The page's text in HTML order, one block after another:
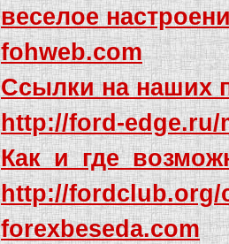
веселое
fohweb.com
Ссылки на наших
http://ford-
http://fordclub.org/
forexbeseda.com